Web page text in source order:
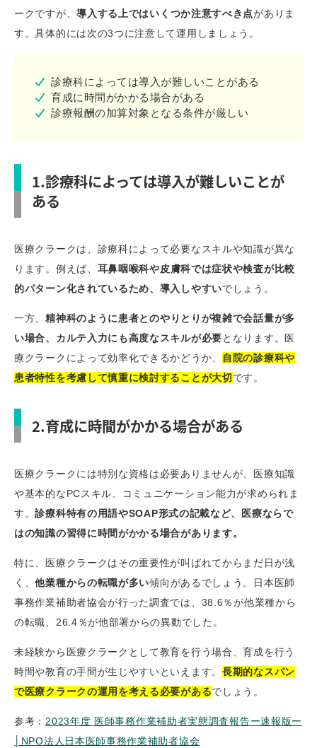
ークですが、導入する上ではいくつか注意すべき点がありま
す。具体的には次の3つに注意して運用しましょう。
診療科によっては導入が難しいことがある
育成に時間がかかる場合がある
診療報酬の加算対象となる条件が厳しい
1.診療科によっては導入が難しいことが
ある
医療クラークは、診療科によって必要なスキルや知識が異な
ります。例えば、 耳鼻咽喉科や皮膚科では症状や検査が比較
的パターン化されているため、導入しやすいでしょう。
一方、精神科のように患者とのやりとりが複雑で会話量が多
い場合、カルテ入力にも高度なスキルが必要となります。医
療クラークによって効率化できるかどうか、
自院の診療科や
患者特性を考慮して慎重に検討することが大切です。
2.育成に時間がかかる場合がある
医療クラークには特別な資格は必要ありませんが、医療知識
や基本的なPCスキル、コミュニケーション能力が求められま
す。診療科特有の用語やSOAP形式の記載など、医療ならで
はの知識の習得に時間がかかる場合があります。
特に、医療クラークはその重要性が叫ばれてからまだ日が浅
く、他業種からの転職が多い傾向があるでしょう。⽇本医師
事務作業補助者協会が行った調査では、38.6％が他業種から
の転職、26.4％が他部署からの異動でした。
未経験から医療クラークとして教育を行う場合、育成を行う
時間や教育の手間が生じやすいといえます。 長期的なスパン
で医療クラークの運用を考える必要があるでしょう。
参考： 2023年度 医師事務作業補助者実態調査報告ー速報版ー
│NPO法人日本医師事務作業補助者協会